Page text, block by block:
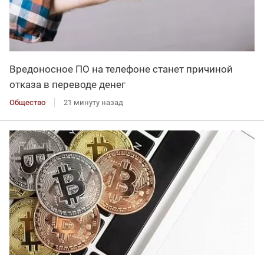
Вредоносное ПО на телефоне станет причиной
отказа в переводе денег
Общество 21 минуту назад